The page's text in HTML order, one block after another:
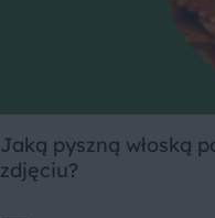
Jaką pyszną włoską
zdjęciu?